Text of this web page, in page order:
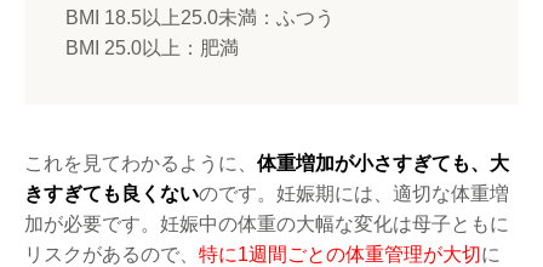
BMI 18.5以上25.0未満：ふつう
BMI 25.0以上：肥満
これを見てわかるように、 体重増加が小さすぎても、大
きすぎても良くないのです。妊娠期には、適切な体重増
加が必要です。妊娠中の体重の大幅な変化は母子ともに
リスクがあるので、 特に1週間ごとの体重管理が大切に